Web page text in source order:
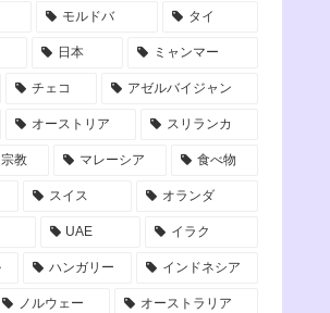
モルドバ タイ
日本 ミャンマー
チェコ アゼルバイジャン
オーストリア スリランカ
宗教 マレーシア 食べ物
スイス オランダ
UAE イラク
ハンガリー インドネシア
ノルウェー オーストラリア